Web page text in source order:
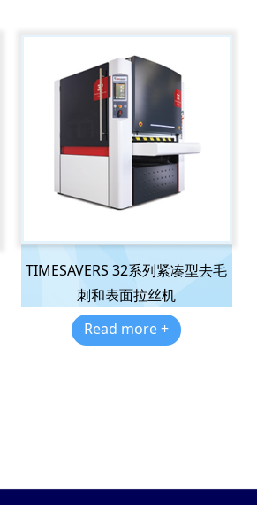
TIMESAVERS 32系列紧凑型去毛
刺和表面拉丝机
Read more +